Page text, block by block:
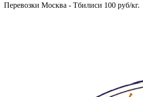
Перевозки Москва - Тбилиси 100 руб/кг.